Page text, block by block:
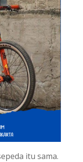
itu sama.